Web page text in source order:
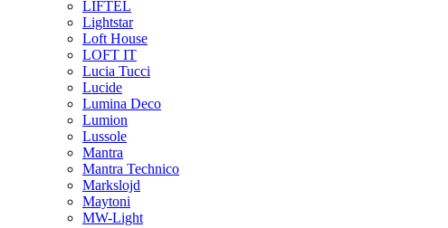
LIFTEL
Lightstar
Loft House
LOFT IT
Lucia Tucci
Lucide
Lumina Deco
Lumion
Lussole
Mantra
Mantra Technico
Markslojd
Maytoni
MW-Light